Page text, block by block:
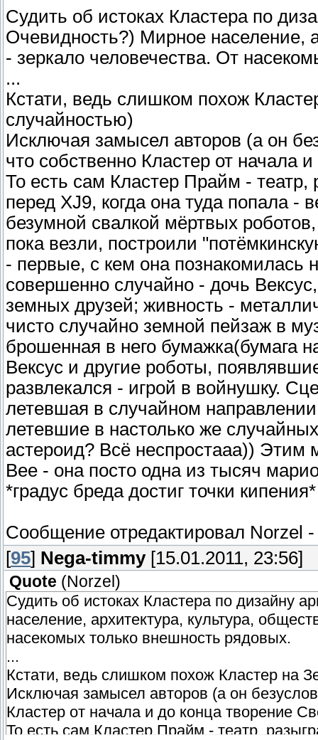
Как и неизвестно что было в ту тысячу
Кластере была республика и
Во всяком случае к трёхтысячелетию
известно что она скрывала от жителей
Судить об истоках Кластера по
Очевидность?) Мирное население,
- зеркало человечества. От
...
Кстати, ведь слишком похож
случайностью)
Исключая замысел авторов (а он
что собственно Кластер от начала
То есть сам Кластер Прайм -
перед XJ9, когда она туда попала -
безумной свалкой мёртвых
пока везли, построили
- первые, с кем она познакомилась
совершенно случайно - дочь
земных друзей; живность -
чисто случайно земной пейзаж в
брошенная в него бумажка(бумага
Вексус и другие роботы,
развлекался - игрой в войнушку.
летевшая в случайном
летевшие в настолько же
астероид? Всё неспростааа)) Этим
Bee - она посто одна из тысяч
*градус бреда достиг точки кипения*
Сообщение отредактировал Norzel
[95] Nega-timmy[15.01.2011, 23:56]
Quote (Norzel )
Судить об истоках Кластера по дизайну
население, архитектура, культура,
насекомых только внешность рядовых.
...
Кстати, ведь слишком похож Кластер на
Исключая замысел авторов (а он
Кластер от начала и до конца творение
То есть сам Кластер Прайм - театр,